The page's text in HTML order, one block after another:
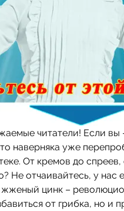
читатели! Если вы
наверняка уже
От кремов до
Не отчаивайтесь, у нас
цинк –
от грибка, но и